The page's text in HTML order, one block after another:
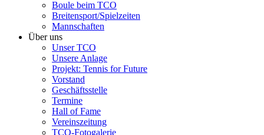
Boule beim TCO
Breitensport/Spielzeiten
Mannschaften
Über uns
Unser TCO
Unsere Anlage
Projekt: Tennis for Future
Vorstand
Geschäftsstelle
Termine
Hall of Fame
Vereinszeitung
TCO-Fotogalerie